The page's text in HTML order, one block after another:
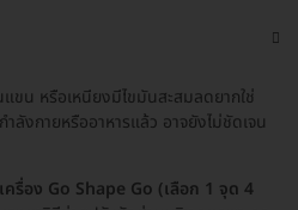
ขน หรือเหนียงมีไขมันสะสมลดยากใช่
งกายหรืออาหารแล้ว อาจยังไม่ชัดเจน
รื่อง Go Shape Go (เลือก 1 จุด 4